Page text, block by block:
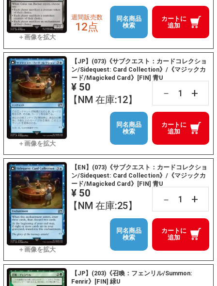
カートに
追加
週間販売数
12点
同名商品
検索
【JP】(073)《サブクエスト：カードコレクショ
ン/Sidequest: Card Collection》/《マジックカ
ード/Magicked Card》[FIN] 青U
¥ 50
【NM 在庫:12】
－ +
カートに
追加
同名商品
検索
【EN】(073)《サブクエスト：カードコレクショ
ン/Sidequest: Card Collection》/《マジックカ
ード/Magicked Card》[FIN] 青U
¥ 50
【NM 在庫:25】
－ +
カートに
追加
同名商品
検索
【JP】(203)《召喚：フェンリル/Summon:
Fenrir》[FIN] 緑U